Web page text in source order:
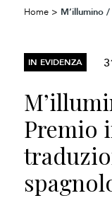
Home > M’illumino /
IN EVIDENZA
Premio